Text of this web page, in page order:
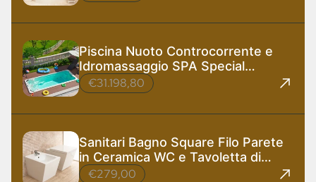
Piscina Nuoto Controcorrente e
Idromassaggio SPA Special
585x220 cm
€31.198,80
Sanitari Bagno Square Filo Parete
in Ceramica WC e Tavoletta di
Design
€279,00